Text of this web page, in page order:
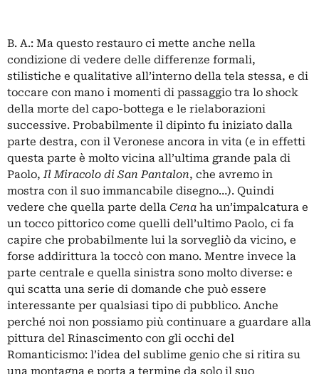
B. A.: Ma questo restauro ci mette anche nella
condizione di vedere delle differenze formali,
stilistiche e qualitative all’interno della tela stessa, e di
toccare con mano i momenti di passaggio tra lo shock
della morte del capo-bottega e le rielaborazioni
successive. Probabilmente il dipinto fu iniziato dalla
parte destra, con il Veronese ancora in vita (e in effetti
questa parte è molto vicina all’ultima grande pala di
Paolo,Il Miracolo di San Pantalon, che avremo in
mostra con il suo immancabile disegno…). Quindi
vedere che quella parte della Cena ha un’impalcatura e
un tocco pittorico come quelli dell’ultimo Paolo, ci fa
capire che probabilmente lui la sorvegliò da vicino, e
forse addirittura la toccò con mano. Mentre invece la
parte centrale e quella sinistra sono molto diverse: e
qui scatta una serie di domande che può essere
interessante per qualsiasi tipo di pubblico. Anche
perché noi non possiamo più continuare a guardare alla
pittura del Rinascimento con gli occhi del
Romanticismo: l’idea del sublime genio che si ritira su
una montagna e porta a termine da solo il suo